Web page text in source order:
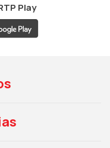
Play